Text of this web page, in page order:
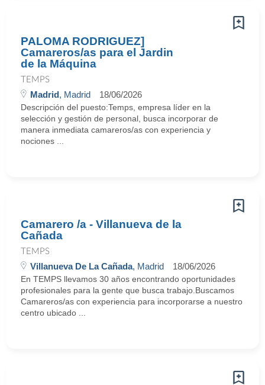
PALOMA RODRIGUEZ]
Camareros/as para el Jardin
de la Máquina
TEMPS
Madrid, Madrid 18/06/2026
Descripción del puesto:Temps, empresa líder en la
selección y gestión de personal, busca incorporar de
manera inmediata camareros/as con experiencia y
nociones ...
Camarero /a - Villanueva de la
Cañada
TEMPS
Villanueva De La Cañada, Madrid 18/06/2026
En TEMPS llevamos 30 años encontrando oportunidades
profesionales para la gente que busca trabajo.Buscamos
Camareros/as con experiencia para incorporarse a nuestro
centro ubicado ...